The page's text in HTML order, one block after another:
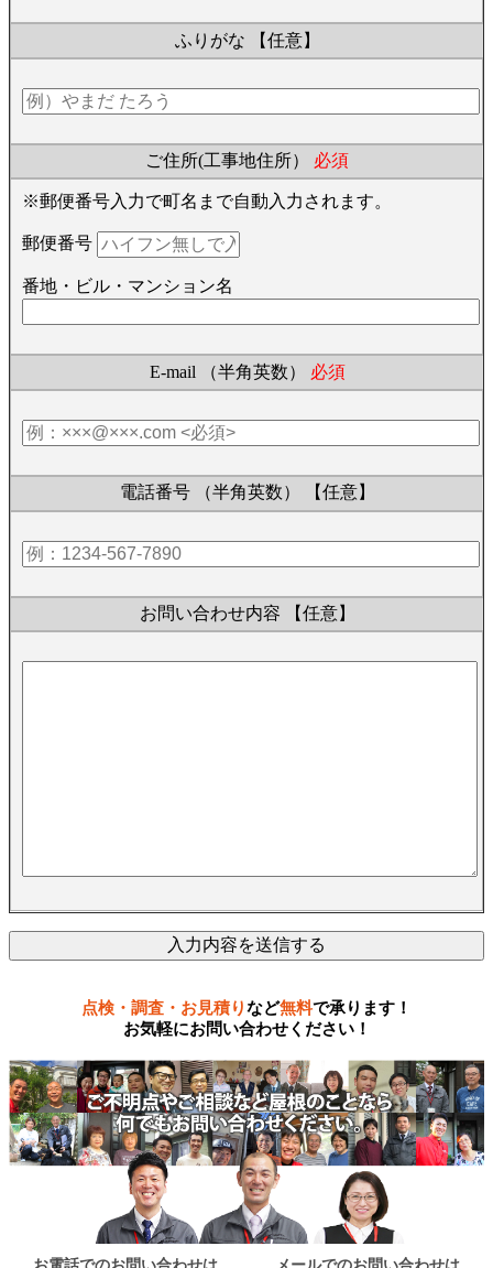
ふりがな 【任意】
ご住所(工事地住所） 必須
※郵便番号入力で町名まで自動入力されます。
郵便番号
番地・ビル・マンション名
E-mail （半角英数） 必須
電話番号 （半角英数） 【任意】
お問い合わせ内容 【任意】
点検・調査・お見積りなど無料で承ります！
お気軽にお問い合わせください！